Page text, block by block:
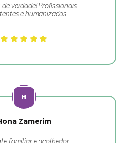
verdade! Profissionais
e humanizados.
Zamerim
familiar e acolhedor